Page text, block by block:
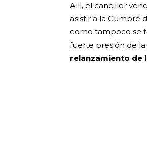
Allí, el canciller
asistir a la Cumbre
como tampoco se
fuerte presión de
relanzamiento de